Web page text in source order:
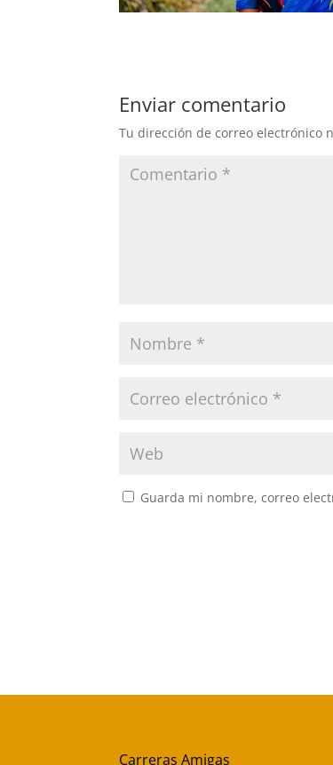
Enviar comentario
Tu dirección de correo electrónico
Guarda mi nombre, correo
Carreras Amigas